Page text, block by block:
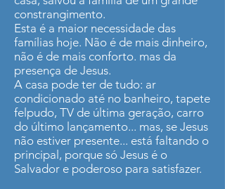
constrangimento.
Esta é a maior necessidade das
famílias hoje. Não é de mais dinheiro,
não é de mais conforto. mas da
presença de Jesus.
A casa pode ter de tudo: ar
condicionado até no banheiro, tapete
felpudo, TV de última geração, carro
do último lançamento... mas, se Jesus
não estiver presente... está faltando o
principal, porque só Jesus é o
Salvador e poderoso para satisfazer.